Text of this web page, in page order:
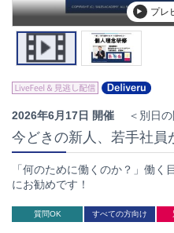
プレ
2026年6月17日 開催 ＜別日
今どきの新人、若手社員
「何のために働くのか？」働
にお勧めです！
質問OK すべての方向け